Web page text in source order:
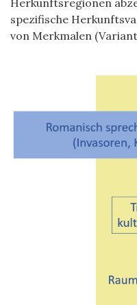
Herkunftsregionen
spezifische
von Merkmalen